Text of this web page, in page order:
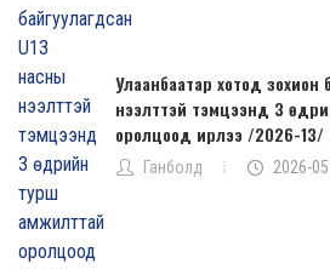
Улаанбаатар хотод зохион
нээлттэй тэмцээнд 3
оролцоод ирлээ /2026-13/
Ганболд 2026-